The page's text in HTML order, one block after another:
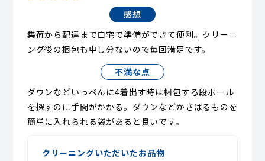
感想
集荷から配達まで自宅で準備ができて便利。クリーニ
ング後の梱包も申し分ないので毎回満足です。
不満な点
ダウンなどいっぺんに4着出す時は梱包する段ボール
を探すのに手間がかかる。ダウンなどかさばるものを
簡単に入れられる袋があると良いです。
クリーニングいただいたお品物